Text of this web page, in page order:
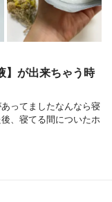
】が出来ちゃう時
ってましたなんなら寝
、寝てる間についたホ